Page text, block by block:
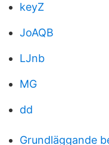
keyZ
JoAQB
LJnb
MG
dd
Grundläggande